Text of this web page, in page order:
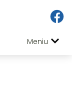
Meniu